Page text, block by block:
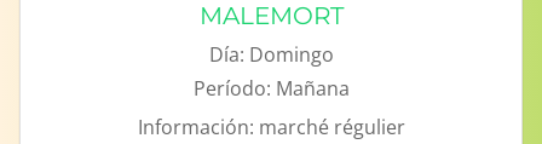
MALEMORT
Día: Domingo
Período: Mañana
Información: marché régulier